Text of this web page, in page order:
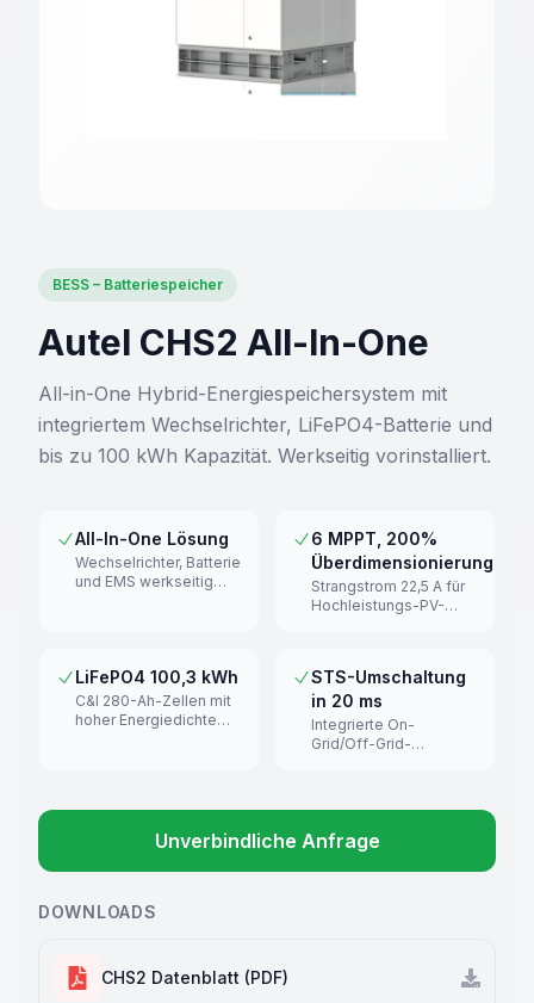
BESS – Batteriespeicher
Autel CHS2 All-In-One
All-in-One Hybrid-Energiespeichersystem mit
integriertem Wechselrichter, LiFePO4-Batterie und
bis zu 100 kWh Kapazität. Werkseitig vorinstalliert.
All-In-One Lösung
Wechselrichter, Batterie
und EMS werkseitig
6 MPPT, 200%
Überdimensionierung
Strangstrom 22,5 A für
Hochleistungs-PV-
LiFePO4 100,3 kWh
C&I 280-Ah-Zellen mit
hoher Energiedichte
STS-Umschaltung
in 20 ms
Integrierte On-
Grid/Off-Grid-
Unverbindliche Anfrage
DOWNLOADS
CHS2 Datenblatt (PDF)